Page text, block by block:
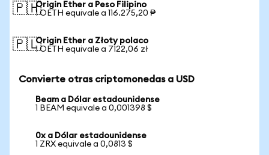
🇵🇭Origin Ether a Peso Filipino
1 OETH equivale a 116.275,20 ₱
🇵🇱Origin Ether a Złoty polaco
1 OETH equivale a 7122,06 zł
Convierte otras criptomonedas a USD
Beam a Dólar estadounidense
1 BEAM equivale a 0,001398 $
0x a Dólar estadounidense
1 ZRX equivale a 0,0813 $